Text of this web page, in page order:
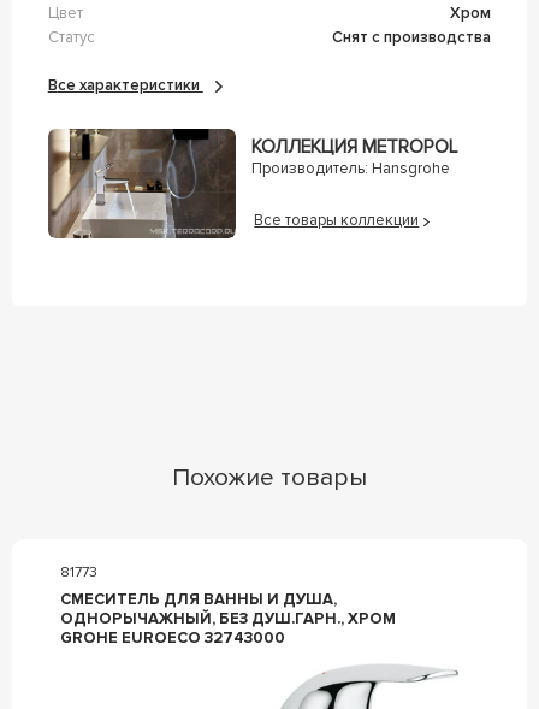
Цвет
Хром
Статус
Снят с производства
Все характеристики
КОЛЛЕКЦИЯ МETROPOL
Производитель: Hansgrohe
Все товары коллекции
Похожие товары
81773
СМЕСИТЕЛЬ ДЛЯ ВАННЫ И ДУША,
ОДНОРЫЧАЖНЫЙ, БЕЗ ДУШ.ГАРН., ХРОМ
GROHE EUROECO 32743000